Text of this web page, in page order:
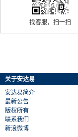
找客服，扫一扫
关于安达易
安达易简介
最新公告
版权所有
联系我们
新浪微博